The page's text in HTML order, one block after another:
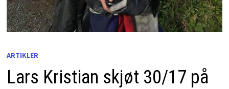
ARTIKLER
Lars Kristian skjøt 30/17 på